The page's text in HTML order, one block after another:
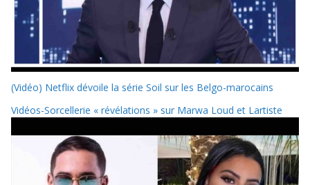
(Vidéo) Netflix dévoile la série Soil sur les Belgo-marocains
Vidéos-Sorcellerie « révélations » sur Marwa Loud et Lartiste